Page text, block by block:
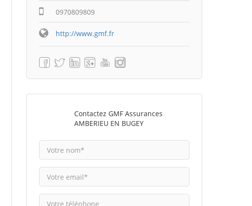
0970809809
http://www.gmf.fr
Contactez GMF Assurances
AMBERIEU EN BUGEY